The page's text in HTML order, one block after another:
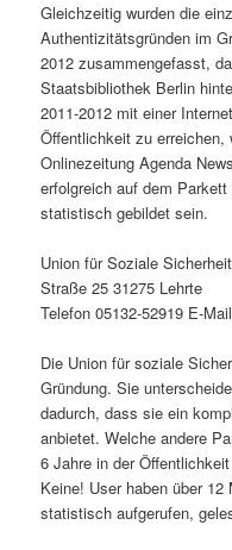
Gleichzeitig wurden die
Authentizitätsgründen im
2012 zusammengefasst,
Staatsbibliothek Berlin
2011-2012 mit einer
Öffentlichkeit zu erreichen,
Onlinezeitung Agenda
erfolgreich auf dem
statistisch gebildet sein.
Union für Soziale
Straße 25 31275 Lehrte
Telefon 05132-52919 E-
Die Union für soziale
Gründung. Sie
dadurch, dass sie ein
anbietet. Welche andere
6 Jahre in der
Keine! User haben über
statistisch aufgerufen,